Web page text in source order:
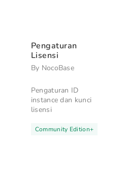
Pengaturan
Lisensi
By NocoBase
Pengaturan ID
instance dan kunci
lisensi
Community Edition+